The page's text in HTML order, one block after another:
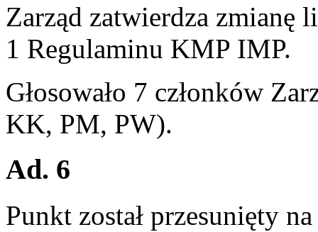
Zarząd zatwierdza zmianę
1 Regulaminu KMP IMP.
Głosowało 7 członków
KK, PM, PW).
Ad. 6
Punkt został przesunięty